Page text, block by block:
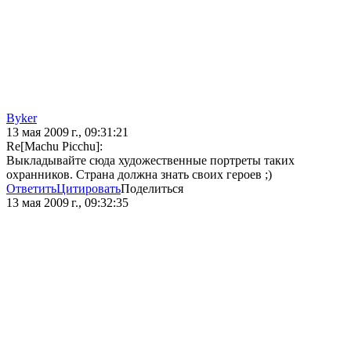
Byker
13 мая 2009 г., 09:31:21
Re[Machu Picchu]:
Выкладывайте сюда художественные портреты таких
охранников. Страна должна знать своих героев ;)
ОтветитьЦитироватьПоделиться
13 мая 2009 г., 09:32:35